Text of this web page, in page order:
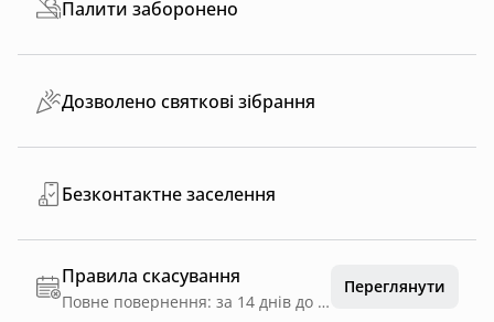
Палити заборонено
Дозволено святкові зібрання
Безконтактне заселення
Правила скасування
Повне повернення: за 14 днів до дати заїзду
Переглянути